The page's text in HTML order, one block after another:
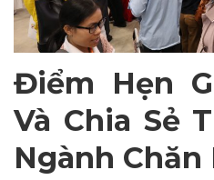
Điểm Hẹn
Và Chia Sẻ
Ngành Chăn